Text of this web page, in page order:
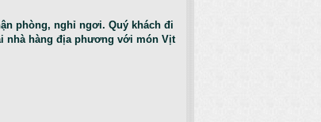
phòng, nghỉ ngơi. Quý khách đi
nhà hàng địa phương với món Vịt